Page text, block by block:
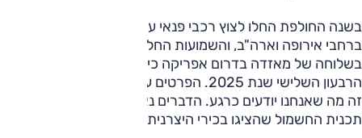
בשנה החולפת החלו לצוץ רכבי פנאי עם הסוואה כשהם נעים
ברחבי אירופה וארה"ב, והשמועות החלו לרוץ. כעת מאשר בכיר
בשלוחה של מאזדה בדרום אפריקה כי הדגם יחשף במהלך
הרבעון השלישי שנת 2025. הפרטים עליו מעטים בשלב זה, אבל
זה מה שאנחנו יודעים כרגע. הדברים נאמרו במקביל לעדכון
תכנית החשמול שהציגו בכירי היצרנית.